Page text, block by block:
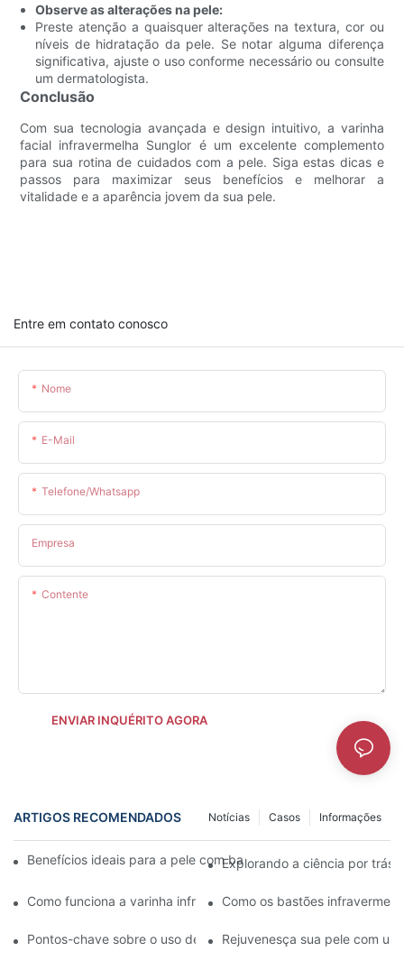
Observe as alterações na pele:
Preste atenção a quaisquer alterações na textura, cor ou
níveis de hidratação da pele. Se notar alguma diferença
significativa, ajuste o uso conforme necessário ou consulte
um dermatologista.
Conclusão
Com sua tecnologia avançada e design intuitivo, a varinha
facial infravermelha Sunglor é um excelente complemento
para sua rotina de cuidados com a pele. Siga estas dicas e
passos para maximizar seus benefícios e melhorar a
vitalidade e a aparência jovem da sua pele.
Entre em contato conosco
Nome
E-Mail
Telefone/whatsapp
Empresa
Contente
ENVIAR INQUÉRITO AGORA
ARTIGOS RECOMENDADOS Informações
Casos
Notícias
Benefícios ideais para a pele com bastões faciais
Explorando a ciência por trás
Como funciona a varinha infravermelha para o cuidado da pele
Como os bastões
Pontos-chave sobre o uso de bastões faciais infravermelhos
Rejuvenesça sua pele com